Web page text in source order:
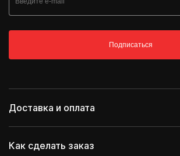
Подписаться
Доставка и оплата
Как сделать заказ